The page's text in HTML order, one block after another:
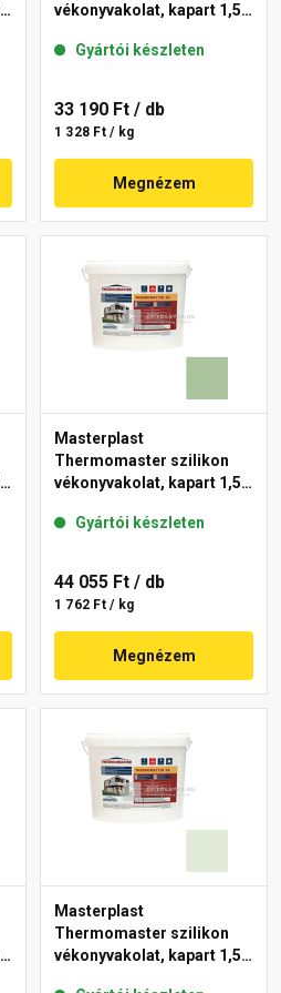
vékonyvakolat, kapart 1,5
Gyártói készleten
33 190 Ft / db
1 328 Ft / kg
Megnézem
Masterplast
Thermomaster szilikon
vékonyvakolat, kapart 1,5
Gyártói készleten
44 055 Ft / db
1 762 Ft / kg
Megnézem
Masterplast
Thermomaster szilikon
vékonyvakolat, kapart 1,5